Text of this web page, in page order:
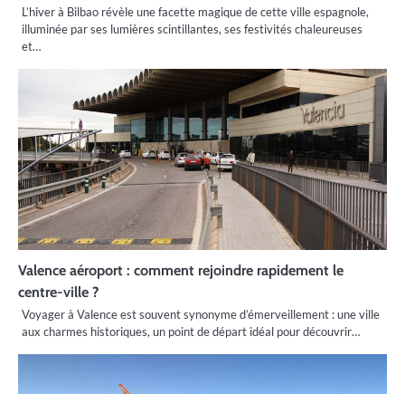
L’hiver à Bilbao révèle une facette magique de cette ville espagnole,
illuminée par ses lumières scintillantes, ses festivités chaleureuses
et…
Valence aéroport : comment rejoindre rapidement le
centre-ville ?
Voyager à Valence est souvent synonyme d’émerveillement : une ville
aux charmes historiques, un point de départ idéal pour découvrir…